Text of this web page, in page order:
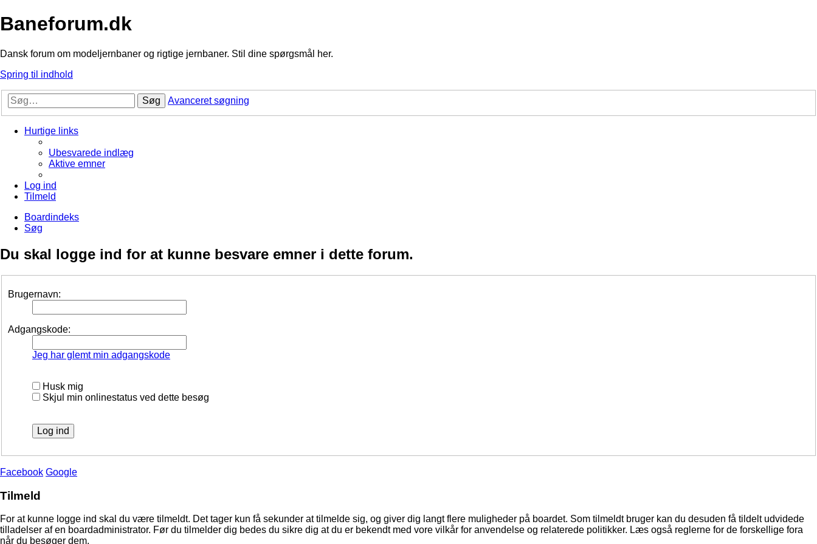
Baneforum.dk
Dansk forum om modeljernbaner og rigtige jernbaner. Stil dine spørgsmål her.
Spring til indhold
Søg Avanceret søgning
Hurtige links
Ubesvarede indlæg
Aktive emner
Log ind
Tilmeld
Boardindeks
Søg
Du skal logge ind for at kunne besvare emner i dette forum.
Brugernavn:
Adgangskode:
Jeg har glemt min adgangskode
Husk mig
Skjul min onlinestatus ved dette besøg
Facebook Google
Tilmeld
For at kunne logge ind skal du være tilmeldt. Det tager kun få sekunder at tilmelde sig, og giver dig langt flere muligheder på boardet. Som tilmeldt bruger kan du desuden få tildelt udvidede
tilladelser af en boardadministrator. Før du tilmelder dig bedes du sikre dig at du er bekendt med vore vilkår for anvendelse og relaterede politikker. Læs også reglerne for de forskellige fora
når du besøger dem.